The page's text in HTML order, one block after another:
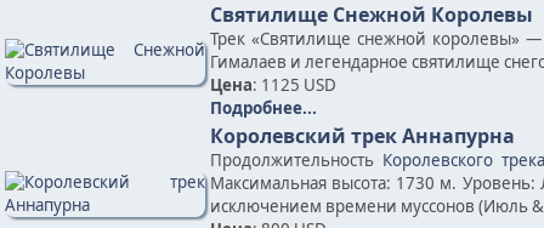
Святилище Снежной Королевы
Трек «Святилище снежной королевы»
Гималаев и легендарное святилище
Цена: 1125 USD
Подробнее...
Королевский трек Аннапурна
Продолжительность Королевского
Максимальная высота: 1730 м.
исключением времени муссонов (Июль